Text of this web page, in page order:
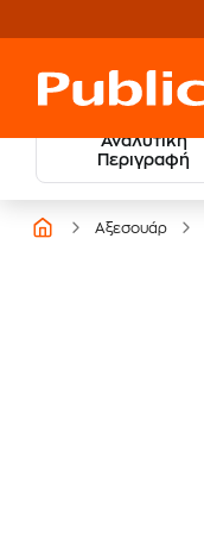
Αναλυτική
Περιγραφή
Αξεσουάρ